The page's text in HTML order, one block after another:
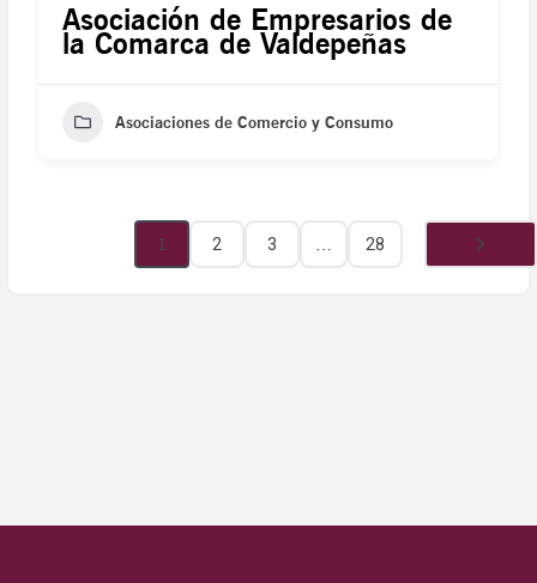
Asociación de Empresarios de
la Comarca de Valdepeñas
Asociaciones de Comercio y Consumo
1 2 3 28